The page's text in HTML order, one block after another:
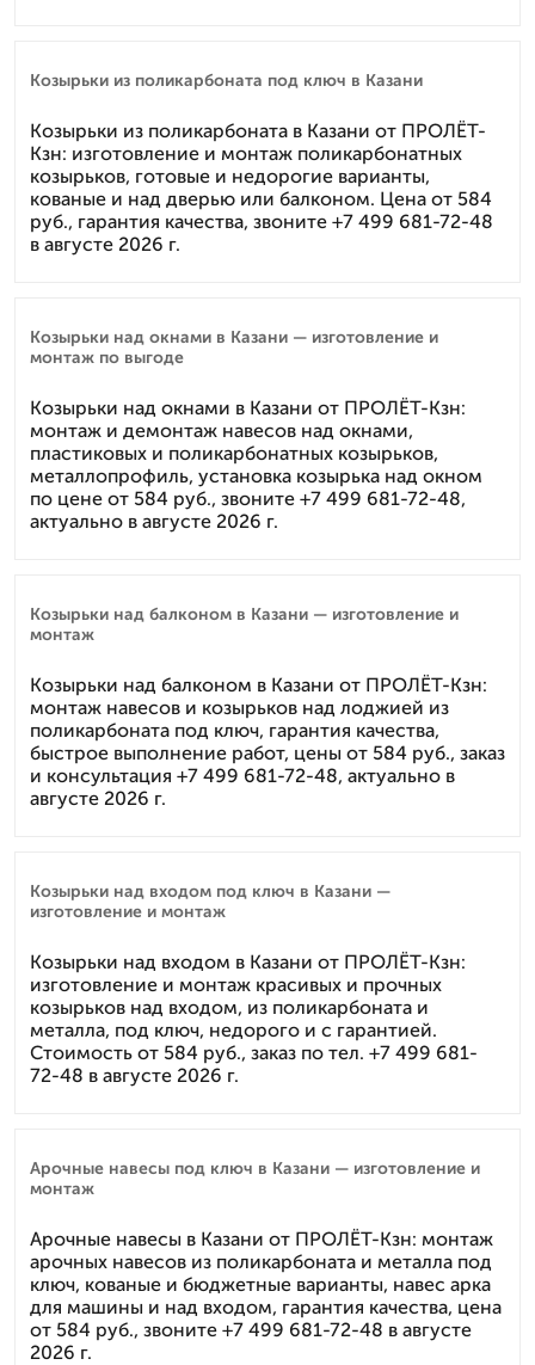
Козырьки из поликарбоната под ключ в Казани
Козырьки из поликарбоната в Казани от ПРОЛЁТ-
Кзн: изготовление и монтаж поликарбонатных
козырьков, готовые и недорогие варианты,
кованые и над дверью или балконом. Цена от 584
руб., гарантия качества, звоните +7 499 681-72-48
в августе 2026 г.
Козырьки над окнами в Казани — изготовление и
монтаж по выгоде
Козырьки над окнами в Казани от ПРОЛЁТ-Кзн:
монтаж и демонтаж навесов над окнами,
пластиковых и поликарбонатных козырьков,
металлопрофиль, установка козырька над окном
по цене от 584 руб., звоните +7 499 681-72-48,
актуально в августе 2026 г.
Козырьки над балконом в Казани — изготовление и
монтаж
Козырьки над балконом в Казани от ПРОЛЁТ-Кзн:
монтаж навесов и козырьков над лоджией из
поликарбоната под ключ, гарантия качества,
быстрое выполнение работ, цены от 584 руб., заказ
и консультация +7 499 681-72-48, актуально в
августе 2026 г.
Козырьки над входом под ключ в Казани —
изготовление и монтаж
Козырьки над входом в Казани от ПРОЛЁТ-Кзн:
изготовление и монтаж красивых и прочных
козырьков над входом, из поликарбоната и
металла, под ключ, недорого и с гарантией.
Стоимость от 584 руб., заказ по тел. +7 499 681-
72-48 в августе 2026 г.
Арочные навесы под ключ в Казани — изготовление и
монтаж
Арочные навесы в Казани от ПРОЛЁТ-Кзн: монтаж
арочных навесов из поликарбоната и металла под
ключ, кованые и бюджетные варианты, навес арка
для машины и над входом, гарантия качества, цена
от 584 руб., звоните +7 499 681-72-48 в августе
2026 г.